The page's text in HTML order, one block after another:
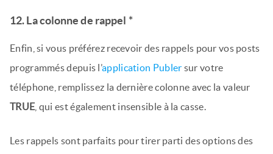
12. La colonne de rappel *
Enfin, si vous préférez recevoir des rappels pour vos posts
programmés depuis l’application Publer sur votre
téléphone, remplissez la dernière colonne avec la valeur
TRUE , qui est également insensible à la casse.
Les rappels sont parfaits pour tirer parti des options des